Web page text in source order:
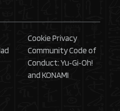
Cookie Privacy
Community Code of
Conduct: Yu‑Gi‑Oh!
and KONAMI